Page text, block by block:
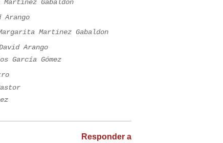
Gabaldon
Arango
Martinez Gabaldon
Arango
García Gómez
Responder a